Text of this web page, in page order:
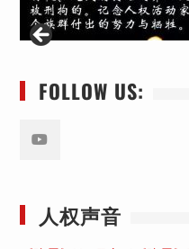
FOLLOW US:
人权声音